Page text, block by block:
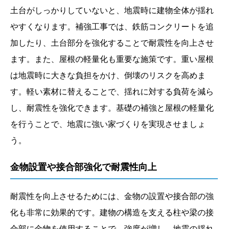
土台がしっかりしていないと、地震時に建物全体が揺れ
やすくなります。補強工事では、鉄筋コンクリートを追
加したり、土台部分を強化することで耐震性を向上させ
ます。また、屋根の軽量化も重要な施策です。重い屋根
は地震時に大きな負担をかけ、倒壊のリスクを高めま
す。軽い素材に替えることで、揺れに対する負荷を減ら
し、耐震性を強化できます。基礎の補強と屋根の軽量化
を行うことで、地震に強い家づくりを実現させましょ
う。
金物設置や接合部強化で耐震性向上
耐震性を向上させるためには、金物の設置や接合部の強
化も非常に効果的です。建物の構造を支える柱や梁の接